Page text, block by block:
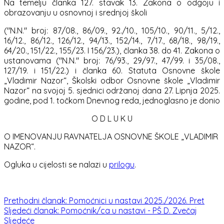
Na temelju članka 127. stavak 13. Zakona o odgoju i
obrazovanju u osnovnoj i srednjoj školi
("N.N." broj: 87/08., 86/09., 92./10., 105/10., 90/11., 5/12.,
16/12., 86/12., 126/12., 94/13., 152/14., 7/17., 68/18., 98/19.,
64/20., 151/22., 155/23. I 156/23.), članka 38. do 41. Zakona o
ustanovama ("N.N." broj: 76/93., 29/97., 47/99. i 35/08.,
127/19. i 151/22.) i članka 60. Statuta Osnovne škole
„Vladimir Nazor“, Školski odbor Osnovne škole „Vladimir
Nazor“ na svojoj 5. sjednici održanoj dana 27. Lipnja 2025.
godine, pod 1. točkom Dnevnog reda, jednoglasno je donio
O D L U K U
O IMENOVANJU RAVNATELJA OSNOVNE ŠKOLE „VLADIMIR
NAZOR“.
Ogluka u cijelosti se nalazi u prilogu.
Prethodni članak: Pomoćnici u nastavi 2025./2026. Pret
Sljedeći članak: Pomoćnik/ca u nastavi - PŠ D. Zvečaj
Sljedeće